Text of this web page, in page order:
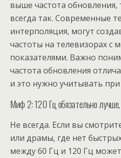
выше частота обновления,
всегда так. Современные
интерполяция, могут
частоты на телевизорах с
показателями. Важно
частота обновления
и это нужно учитывать
Миф 2: 120 Гц обязательно
Не всегда. Если вы
или драмы, где нет
между 60 Гц и 120 Гц